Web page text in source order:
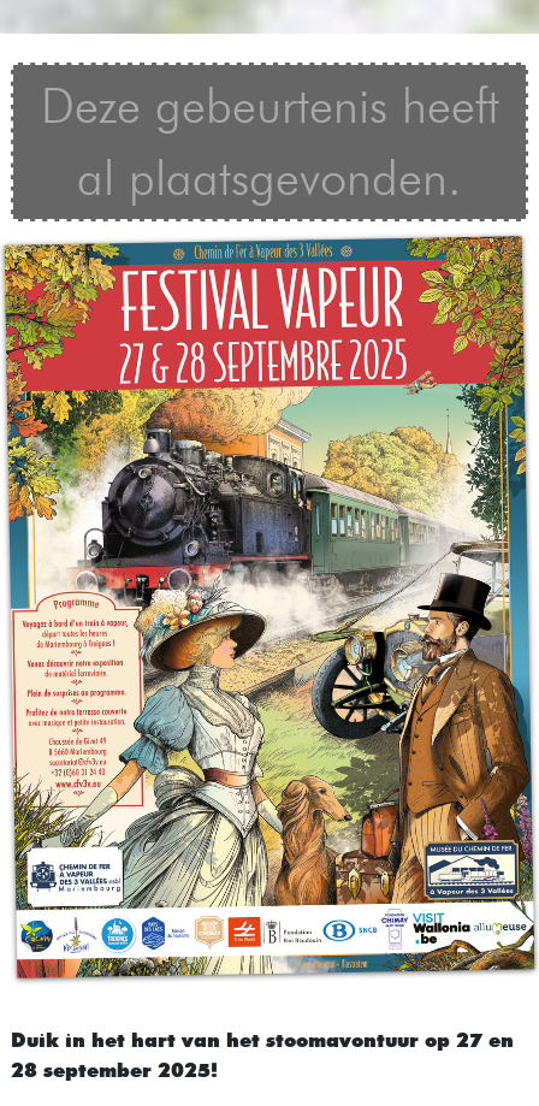
Deze gebeurtenis heeft
al plaatsgevonden.
Duik in het hart van het stoomavontuur op 27 en
28 september 2025!